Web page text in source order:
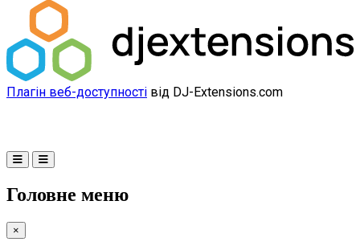
Плагін веб-доступності від DJ-Extensions.com
Головне меню
×